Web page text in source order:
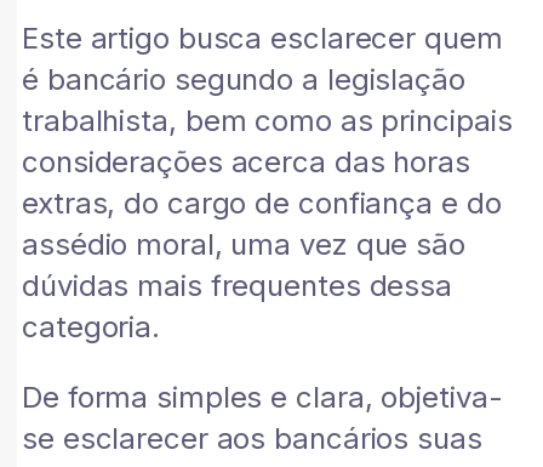
Este artigo busca esclarecer quem
é bancário segundo a legislação
trabalhista, bem como as principais
considerações acerca das horas
extras, do cargo de confiança e do
assédio moral, uma vez que são
dúvidas mais frequentes dessa
categoria.
De forma simples e clara, objetiva-
se esclarecer aos bancários suas